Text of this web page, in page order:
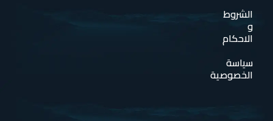
الشروط
و
الاحكام
سياسة
الخصوصية